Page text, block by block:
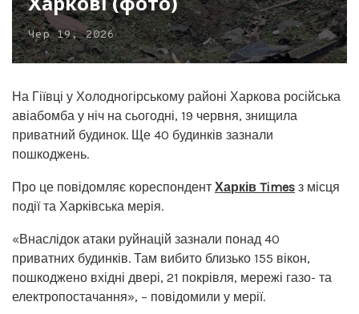
Чер 19, 2026
На Гіївці у Холодногірському районі Харкова російська
авіабомба у ніч на сьогодні, 19 червня, знищила
приватний будинок. Ще 40 будинків зазнали
пошкоджень.
Про це повідомляє кореспондент Харків Times з місця
події та Харківська мерія.
«Внаслідок атаки руйнацій зазнали понад 40
приватних будинків. Там вибито близько 155 вікон,
пошкоджено вхідні двері, 21 покрівля, мережі газо- та
електропостачання», – повідомили у мерії.